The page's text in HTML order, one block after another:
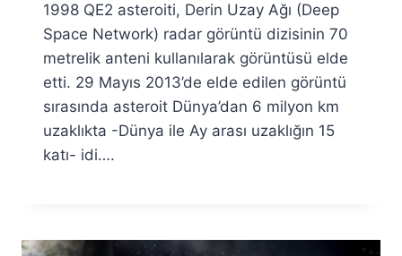
Fuat
Özyar
1998 QE2 asteroiti, Derin Uzay Ağı (Deep
Space Network) radar görüntü dizisinin 70
metrelik anteni kullanılarak görüntüsü elde
etti. 29 Mayıs 2013’de elde edilen görüntü
sırasında asteroit Dünya’dan 6 milyon km
uzaklıkta -Dünya ile Ay arası uzaklığın 15
katı- idi….